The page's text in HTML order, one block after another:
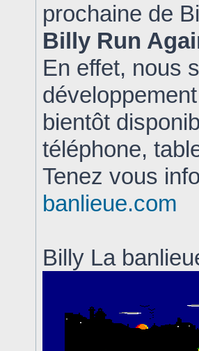
prochaine de
Billy Run
En effet, nous
bientôt
téléphone,
Tenez vous
banlieue.com
Billy La